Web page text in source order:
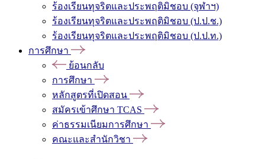
ร้องเรียนทุจริตและประพฤติมิชอบ (จุฬาฯ)
ร้องเรียนทุจริตและประพฤติมิชอบ (ป.ป.ช.)
ร้องเรียนทุจริตและประพฤติมิชอบ (ป.ป.ท.)
การศึกษา
ย้อนกลับ
การศึกษา
หลักสูตรที่เปิดสอน
สมัครเข้าศึกษา TCAS
ค่าธรรมเนียมการศึกษา
คณะและสำนักวิชา